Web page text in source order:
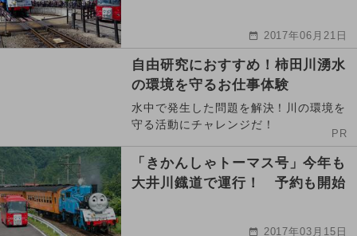
2017年06月21日
自由研究におすすめ！柿田川湧水
の環境を守るお仕事体験
水中で発生した問題を解決！川の環境を
守る活動にチャレンジだ！
PR
「きかんしゃトーマス号」今年も
大井川鐡道で運行！ 予約も開始
2017年03月15日